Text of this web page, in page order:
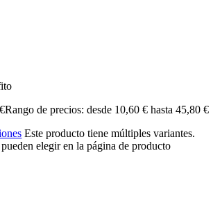
€Rango de precios: desde 10,60 € hasta 45,80 €
Este producto tiene múltiples variantes.
elegir en la página de producto